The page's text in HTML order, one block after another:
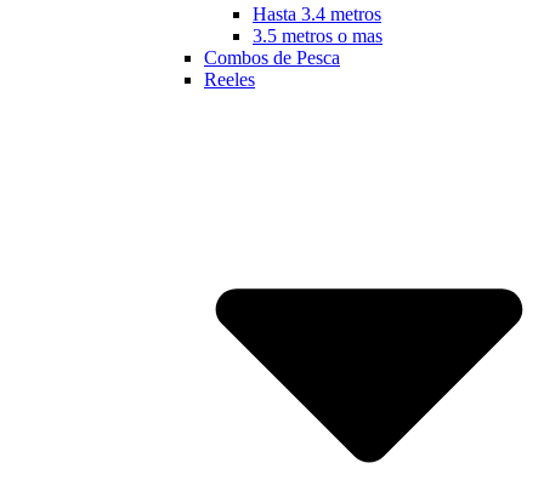
Hasta 3.4 metros
3.5 metros o mas
Combos de Pesca
Reeles